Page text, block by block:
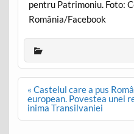
pentru Patrimoniu. Foto:
România/Facebook
Post
navigation
« Castelul care a pus
european. Povestea unei
inima Transilvaniei